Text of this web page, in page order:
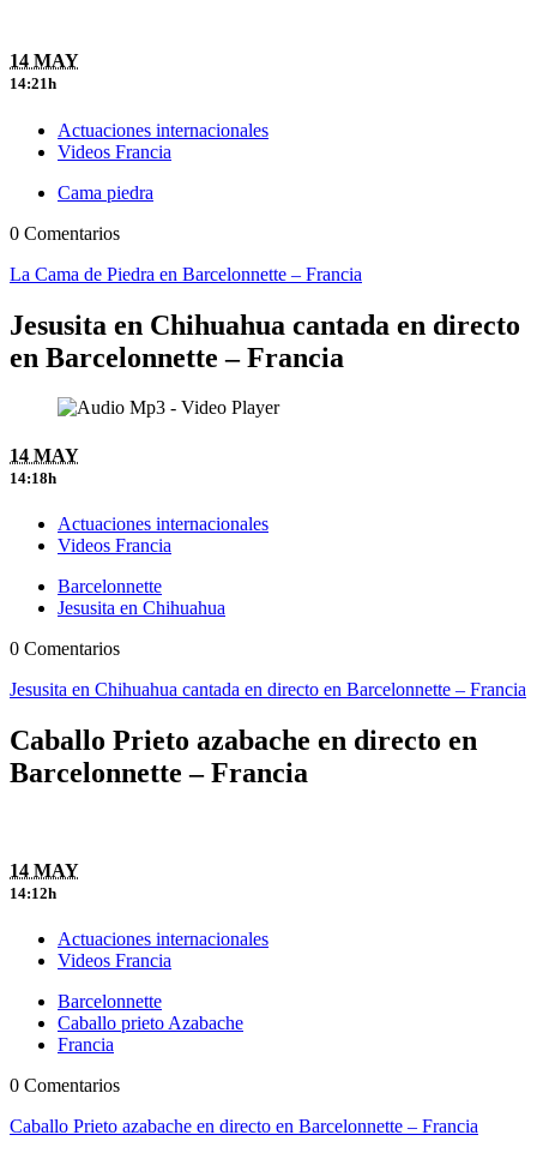
14 MAY
14:21h
Actuaciones internacionales
Videos Francia
Cama piedra
0 Comentarios
La Cama de Piedra en Barcelonnette – Francia
Jesusita en Chihuahua cantada en directo
en Barcelonnette – Francia
14 MAY
14:18h
Actuaciones internacionales
Videos Francia
Barcelonnette
Jesusita en Chihuahua
0 Comentarios
Jesusita en Chihuahua cantada en directo en Barcelonnette – Francia
Caballo Prieto azabache en directo en
Barcelonnette – Francia
14 MAY
14:12h
Actuaciones internacionales
Videos Francia
Barcelonnette
Caballo prieto Azabache
Francia
0 Comentarios
Caballo Prieto azabache en directo en Barcelonnette – Francia